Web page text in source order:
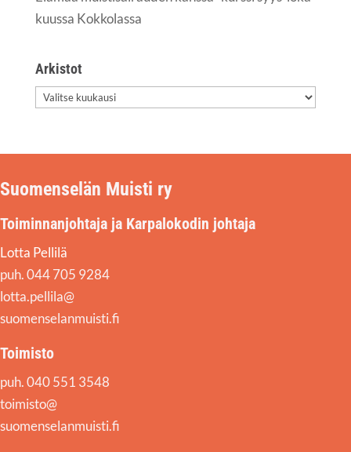
kuus­sa Kokkolassa
Arkis­tot
Arkis­
Suomenselän Muisti ry
Toiminnanjohtaja ja Karpalokodin johtaja
Lotta Pellilä
puh. 044 705 9284
lotta.pellila@
suomenselanmuisti.fi
Toimisto
puh. 040 551 3548
toimisto@
suomenselanmuisti.fi